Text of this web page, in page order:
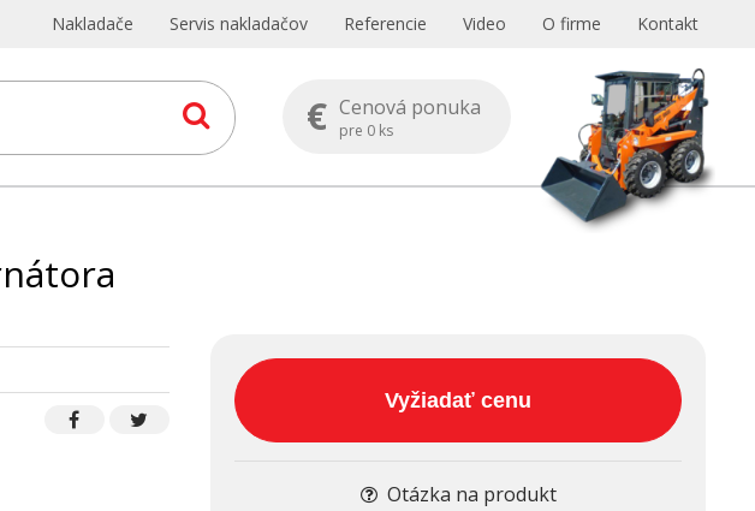
€ Cenová ponuka
pre 0 ks
Nakladače Servis nakladačov Referencie Video O firme Kontakt
Vyžiadať cenu
Otázka na produkt